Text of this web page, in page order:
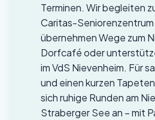
Terminen. Wir begleiten
Caritas-Seniorenzentrum
übernehmen Wege zum
Dorfcafé oder
im VdS Nievenheim. Für
und einen kurzen
sich ruhige Runden am
Straberger See an – mit